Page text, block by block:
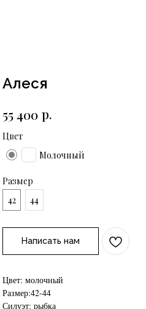
Алеся
55 400 р.
Цвет
Молочный
Размер
42
44
Написать нам
Цвет: молочный
Размер:42-44
Силуэт: рыбка